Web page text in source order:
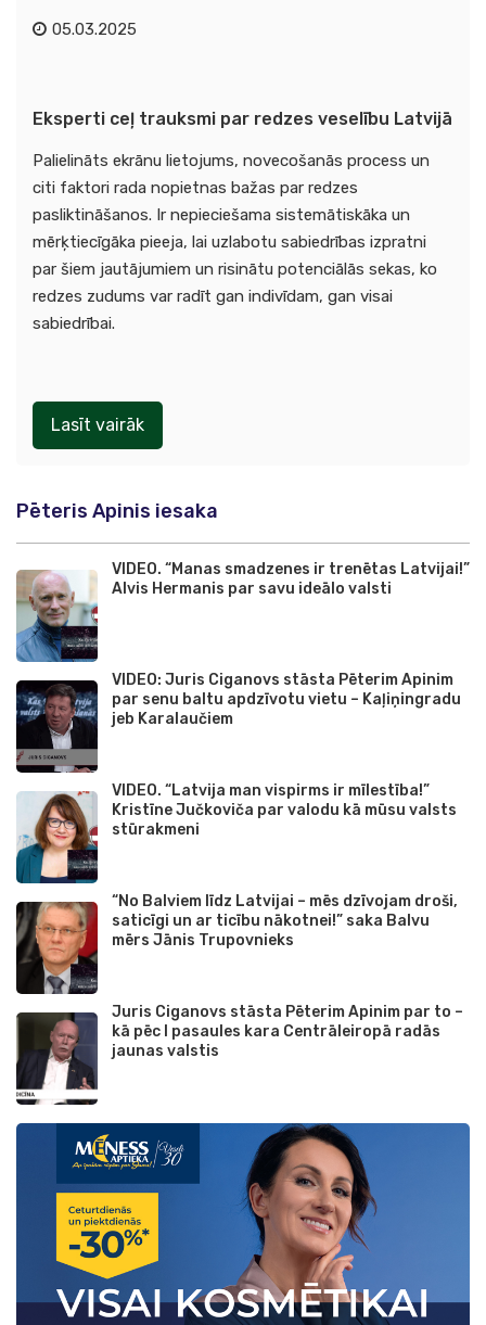
05.03.2025
Eksperti ceļ trauksmi par redzes veselību Latvijā
Palielināts ekrānu lietojums, novecošanās process un
citi faktori rada nopietnas bažas par redzes
pasliktināšanos. Ir nepieciešama sistemātiskāka un
mērķtiecīgāka pieeja, lai uzlabotu sabiedrības izpratni
par šiem jautājumiem un risinātu potenciālās sekas, ko
redzes zudums var radīt gan indivīdam, gan visai
sabiedrībai.
Lasīt vairāk
Pēteris Apinis iesaka
VIDEO. “Manas smadzenes ir trenētas Latvijai!”
Alvis Hermanis par savu ideālo valsti
VIDEO: Juris Ciganovs stāsta Pēterim Apinim
par senu baltu apdzīvotu vietu – Kaļiņingradu
jeb Karalaučiem
VIDEO. “Latvija man vispirms ir mīlestība!”
Kristīne Jučkoviča par valodu kā mūsu valsts
stūrakmeni
“No Balviem līdz Latvijai – mēs dzīvojam droši,
saticīgi un ar ticību nākotnei!” saka Balvu
mērs Jānis Trupovnieks
Juris Ciganovs stāsta Pēterim Apinim par to –
kā pēc I pasaules kara Centrāleiropā radās
jaunas valstis